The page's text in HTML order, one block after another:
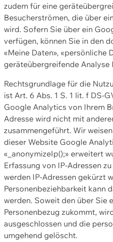
zudem für eine
Besucherströmen, die über
wird. Sofern Sie über ein
verfügen, können Sie in den
«Meine Daten», «persönliche
geräteübergreifende
Rechtsgrundlage für die
ist Art. 6 Abs. 1 S. 1 lit. f DS-
Google Analytics von Ihrem
Adresse wird nicht mit
zusammengeführt. Wir
dieser Website Google
«_anonymizeIp();» erweitert
Erfassung von IP-Adressen
werden IP-Adressen gekürzt
Personenbeziehbarkeit kann
werden. Soweit den über Sie
Personenbezug zukommt,
ausgeschlossen und die
umgehend gelöscht.